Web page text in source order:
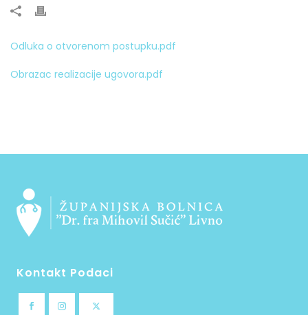
Odluka o otvorenom postupku.pdf
Obrazac realizacije ugovora.pdf
Kontakt Podaci